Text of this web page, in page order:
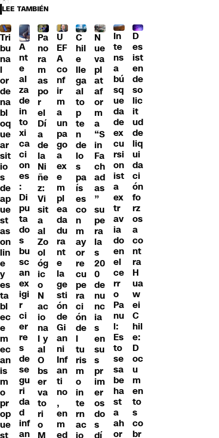
LEE TAMBIÉN
Tri
bu
na
l
or
de
na
bl
oq
ue
ar
sit
io
s
de
ap
ue
st
as
on
lin
e
y
es
ta
bl
ec
e
m
ec
an
is
m
o
pr
op
ue
st
A
nt
e
al
za
de
in
to
xi
ca
ci
on
es
:
Di
pu
ta
do
s
bu
sc
an
ex
igi
r
ci
er
re
s
de
se
gu
ri
da
d
inf
an
Pa
no
ra
m
as
po
r
el
Dí
a
de
la
Ni
ñe
z:
Vi
sit
a
al
Zo
ol
óg
ic
o
N
ac
io
na
l y
al
O
bs
er
va
to
ri
o
M
U
EF
A
co
nf
ir
m
a
un
pa
go
a
ex
e
m
pl
ea
da
du
ra
nt
e
la
ge
sti
ón
de
Gi
an
ni
Inf
an
ti
no
,
en
m
ed
C
hil
e
lle
ga
al
to
p
te
n
de
lo
s
pa
ís
es
co
n
m
ay
or
re
cu
pe
ra
ci
ón
de
l
tu
ris
m
o
in
te
rn
ac
io
N
ue
va
pl
at
af
or
m
a
“S
in
Fa
ch
ad
as
”
su
pe
ra
la
s
20
0
de
nu
nc
ia
s
en
su
s
pr
im
er
os
do
s
dí
In
te
ns
a
bú
sq
ue
da
de
ex
cu
rsi
on
ist
a
ex
tr
av
ia
do
en
el
ce
rr
o
Pa
nu
l:
Es
to
se
sa
be
ha
st
a
ah
or
D
es
ist
en
de
so
lic
it
ud
de
liq
ui
da
ci
ón
fo
rz
os
a
co
nt
ra
H
ua
w
ei
C
hil
e:
D
oc
u
m
en
to
s
co
br